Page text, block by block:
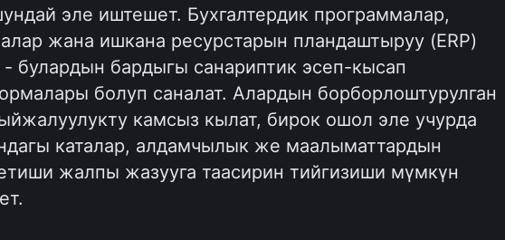
эле иштешет. Бухгалтердик программалар,
жана ишкана ресурстарын пландаштыруу (ERP)
булардын бардыгы санариптик эсеп-кысап
болуп саналат. Алардын борборлоштурулган
камсыз кылат, бирок ошол эле учурда
каталар, алдамчылык же маалыматтардын
жалпы жазууга таасирин тийгизиши мүмкүн